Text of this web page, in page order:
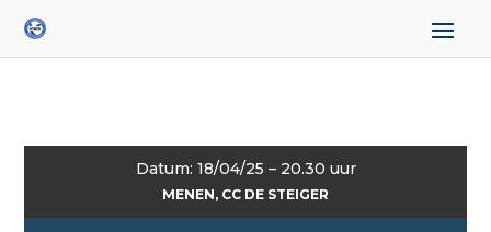
Datum: 18/04/25 – 20.30 uur
MENEN, CC DE STEIGER